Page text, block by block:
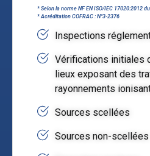
* Selon la norme NF EN ISO/IEC 17020:2012
* Acréditation COFRAC : N°3-2376
Inspections
Vérifications initiales
lieux exposant des
rayonnements
Sources scellées
Sources non-scellées